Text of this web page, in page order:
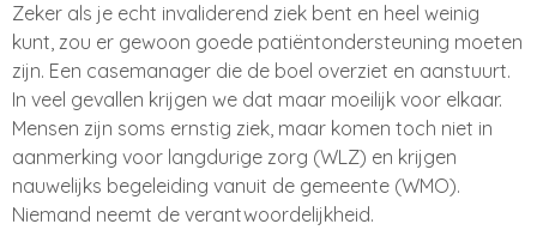
Zeker als je echt invaliderend ziek bent en heel weinig
kunt, zou er gewoon goede patiëntondersteuning moeten
zijn. Een casemanager die de boel overziet en aanstuurt.
In veel gevallen krijgen we dat maar moeilijk voor elkaar.
Mensen zijn soms ernstig ziek, maar komen toch niet in
aanmerking voor langdurige zorg (WLZ) en krijgen
nauwelijks begeleiding vanuit de gemeente (WMO).
Niemand neemt de verantwoordelijkheid.